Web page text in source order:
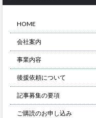
HOME
会社案内
事業内容
後援依頼について
記事募集の要項
ご購読のお申し込み